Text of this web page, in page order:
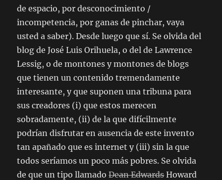
de espacio, por desconocimiento /
incompetencia, por ganas de pinchar, vaya
usted a saber). Desde luego que sí. Se olvida del
blog de José Luis Orihuela, o del de Lawrence
Lessig, o de montones y montones de blogs
que tienen un contenido tremendamente
interesante, y que suponen una tribuna para
sus creadores (i) que estos merecen
sobradamente, (ii) de la que difícilmente
podrían disfrutar en ausencia de este invento
tan apañado que es internet y (iii) sin la que
todos seríamos un poco más pobres. Se olvida
de que un tipo llamadoDean EdwardsHoward